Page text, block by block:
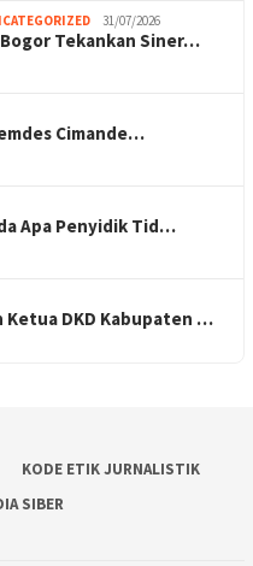
31/07/2026
Tekankan Siner…
Cimande…
Apa Penyidik Tid…
Ketua DKD Kabupaten …
KODE ETIK JURNALISTIK
SIBER